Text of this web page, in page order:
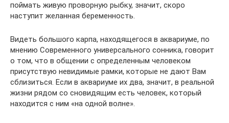
поймать живую проворную рыбку, значит, скоро
наступит желанная беременность.
Видеть большого карпа, находящегося в аквариуме, по
мнению Современного универсального сонника, говорит
о том, что в общении с определенным человеком
присутствую невидимые рамки, которые не дают Вам
сблизиться. Если в аквариуме их два, значит, в реальной
жизни рядом со сновидящим есть человек, который
находится с ним «на одной волне».